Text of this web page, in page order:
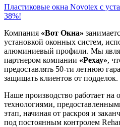
Пластиковые окна Novotex с
38%!
Компания «Вот Окна»
установкой оконных систем,
алюминиевый профили. Мы
партнером компании «Рехау»,
предоставлять 50-ти летнюю
защищать клиентов от подделок.
Наше производство работает на
технологиями,
этап, начиная от раскроя и
под постоянным контролем